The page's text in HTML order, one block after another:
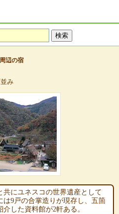
辺の宿
み
にユネスコの世界遺産として
9戸の合掌造りが現存し、五箇
した資料館が2軒ある。